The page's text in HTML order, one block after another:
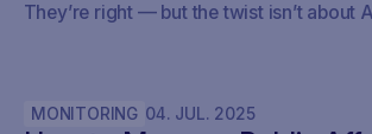
They’re right — but the twist isn’t about
transparent lobbying. For those tracking
MONITORING 04. JUL. 2025